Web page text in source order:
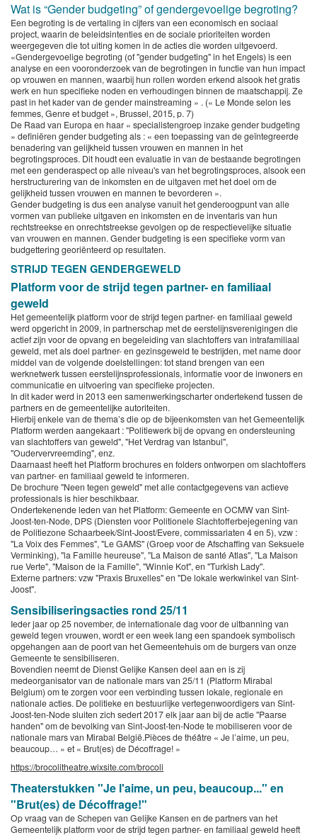
Wat is “Gender budgeting” of gendergevoelige begroting?
Een begroting is de vertaling in cijfers van een economisch en sociaal
project, waarin de beleidsintenties en de sociale prioriteiten worden
weergegeven die tot uiting komen in de acties die worden uitgevoerd.
«Gendergevoelige begroting (of "gender budgeting" in het Engels) is een
analyse en een vooronderzoek van de begrotingen in functie van hun impact
op vrouwen en mannen, waarbij hun rollen worden erkend alsook het gratis
werk en hun specifieke noden en verhoudingen binnen de maatschappij. Ze
past in het kader van de gender mainstreaming » . (« Le Monde selon les
femmes, Genre et budget », Brussel, 2015, p. 7)
De Raad van Europa en haar « specialistengroep inzake gender budgeting
» definiëren gender budgeting als : « een toepassing van de geïntegreerde
benadering van gelijkheid tussen vrouwen en mannen in het
begrotingsproces. Dit houdt een evaluatie in van de bestaande begrotingen
met een genderaspect op alle niveau's van het begrotingsproces, alsook een
herstructurering van de inkomsten en de uitgaven met het doel om de
gelijkheid tussen vrouwen en mannen te bevorderen ».
Gender budgeting is dus een analyse vanuit het genderoogpunt van alle
vormen van publieke uitgaven en inkomsten en de inventaris van hun
rechtstreekse en onrechtstreekse gevolgen op de respectievelijke situatie
van vrouwen en mannen. Gender budgeting is een specifieke vorm van
budgettering georiënteerd op resultaten.
STRIJD TEGEN GENDERGEWELD
Platform voor de strijd tegen partner- en familiaal
geweld
Het gemeentelijk platform voor de strijd tegen partner- en familiaal geweld
werd opgericht in 2009, in partnerschap met de eerstelijnsverenigingen die
actief zijn voor de opvang en begeleiding van slachtoffers van intrafamiliaal
geweld, met als doel partner- en gezinsgeweld te bestrijden, met name door
middel van de volgende doelstellingen: tot stand brengen van een
werknetwerk tussen eerstelijnsprofessionals, informatie voor de inwoners en
communicatie en uitvoering van specifieke projecten.
In dit kader werd in 2013 een samenwerkingscharter ondertekend tussen de
partners en de gemeentelijke autoriteiten.
Hierbij enkele van de thema’s die op de bijeenkomsten van het Gemeentelijk
Platform werden aangekaart : "Politiewerk bij de opvang en ondersteuning
van slachtoffers van geweld", "Het Verdrag van Istanbul",
"Oudervervreemding", enz.
Daarnaast heeft het Platform brochures en folders ontworpen om slachtoffers
van partner- en familiaal geweld te informeren.
De brochure "Neen tegen geweld" met alle contactgegevens van actieve
professionals is hier beschikbaar.
Ondertekenende leden van het Platform: Gemeente en OCMW van Sint-
Joost-ten-Node, DPS (Diensten voor Politionele Slachtofferbejegening van
de Politiezone Schaarbeek/Sint-Joost/Evere, commissariaten 4 en 5), vzw :
"La Voix des Femmes", "Le GAMS" (Groep voor de Afschaffing van Seksuele
Verminking), "la Famille heureuse", "La Maison de santé Atlas", "La Maison
rue Verte", "Maison de la Famille", "Winnie Kot", en "Turkish Lady".
Externe partners: vzw "Praxis Bruxelles" en "De lokale werkwinkel van Sint-
Joost".
Sensibiliseringsacties rond 25/11
Ieder jaar op 25 november, de internationale dag voor de uitbanning van
geweld tegen vrouwen, wordt er een week lang een spandoek symbolisch
opgehangen aan de poort van het Gemeentehuis om de burgers van onze
Gemeente te sensibiliseren.
Bovendien neemt de Dienst Gelijke Kansen deel aan en is zij
medeorganisator van de nationale mars van 25/11 (Platform Mirabal
Belgium) om te zorgen voor een verbinding tussen lokale, regionale en
nationale acties. De politieke en bestuurlijke vertegenwoordigers van Sint-
Joost-ten-Node sluiten zich sedert 2017 elk jaar aan bij de actie "Paarse
handen" om de bevolking van Sint-Joost-ten-Node te mobiliseren voor de
nationale mars van Mirabal België.Pièces de théâtre « Je l’aime, un peu,
beaucoup… » et « Brut(es) de Décoffrage! »
https://brocolitheatre.wixsite.com/brocoli
Theaterstukken "Je l'aime, un peu, beaucoup..." en
"Brut(es) de Décoffrage!"
Op vraag van de Schepen van Gelijke Kansen en de partners van het
Gemeentelijk platform voor de strijd tegen partner- en familiaal geweld heeft